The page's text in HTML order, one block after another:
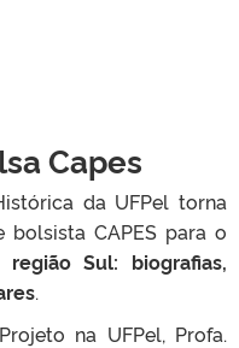
Capes
da UFPel torna
CAPES para o
Sul: biografias,
.
na UFPel, Profa.